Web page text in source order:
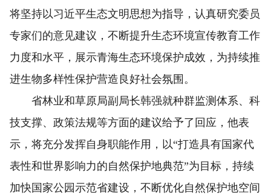
将坚持以习近平生态文明思想为指导，认真研究委员
专家们的意见建议，不断提升生态环境宣传教育工作
力度和水平，展示青海生态环境保护成效，为持续推
进生物多样性保护营造良好社会氛围。
省林业和草原局副局长韩强就种群监测体系、科
技支撑、政策法规等方面的建议给予了回应，他表
示，将充分发挥自身职能作用，以“打造具有国家代
表性和世界影响力的自然保护地典范”为目标，持续
加快国家公园示范省建设，不断优化自然保护地空间